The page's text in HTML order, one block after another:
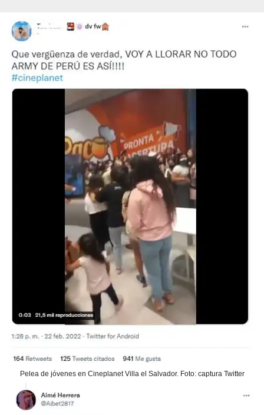
Pelea de jóvenes en Cineplanet Villa el Salvador. Foto: captura Twitter